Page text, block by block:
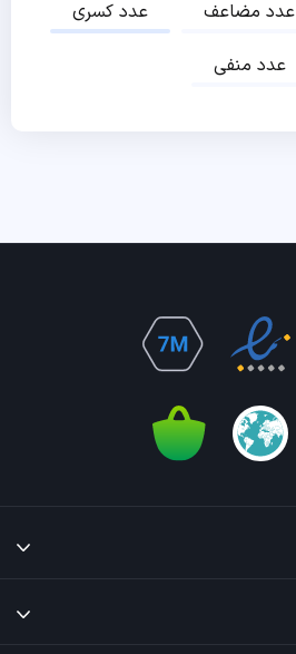
عدد کسری
عدد مضاعف
عدد منفی